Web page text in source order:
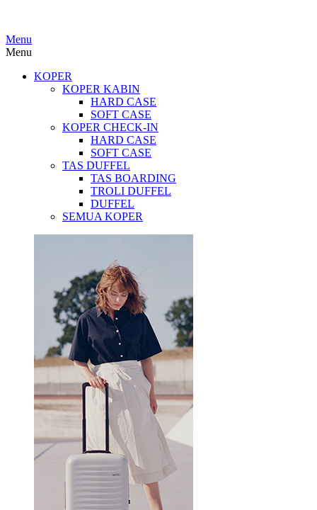
Menu
Menu
KOPER
KOPER KABIN
HARD CASE
SOFT CASE
KOPER CHECK-IN
HARD CASE
SOFT CASE
TAS DUFFEL
TAS BOARDING
TROLI DUFFEL
DUFFEL
SEMUA KOPER